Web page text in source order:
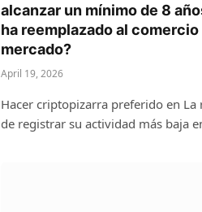
alcanzar un mínimo de 8
ha reemplazado al
mercado?
April 19, 2026
Hacer criptopizarra preferido en La
de registrar su actividad más baja